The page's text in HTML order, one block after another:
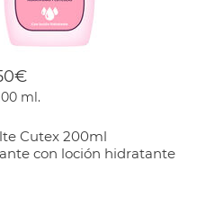
from
ml.
Cutex 200ml
con loción hidratante